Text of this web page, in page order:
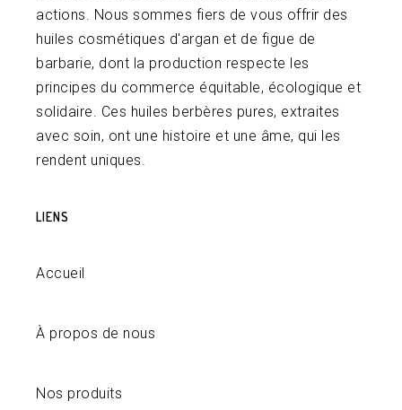
actions. Nous sommes fiers de vous offrir des
huiles cosmétiques d'argan et de figue de
barbarie, dont la production respecte les
principes du commerce équitable, écologique et
solidaire. Ces huiles berbères pures, extraites
avec soin, ont une histoire et une âme, qui les
rendent uniques.
LIENS
Accueil
À propos de nous
Nos produits